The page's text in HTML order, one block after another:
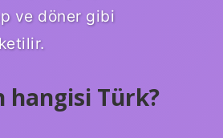
ve döner gibi
hangisi Türk?